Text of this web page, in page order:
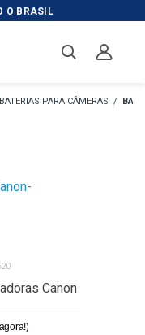
ESPECIAL
BATERIAS PARA CÂMERAS
Canon
)